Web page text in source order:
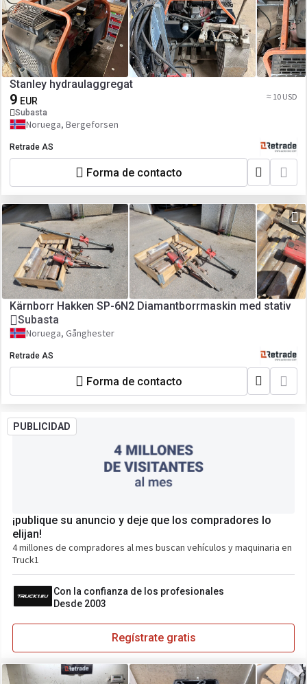
Stanley hydraulaggregat
9 EUR
Subasta
≈ 10 USD
Noruega, Bergeforsen
Retrade AS
Forma de contacto
Kärnborr Hakken SP-6N2 Diamantborrmaskin med stativ
Subasta
Noruega, Gånghester
Retrade AS
Forma de contacto
PUBLICIDAD
¡publique su anuncio y deje que los compradores lo
elijan!
4 millones de compradores al mes buscan vehículos y maquinaria en
Truck1
Con la confianza de los profesionales
Desde 2003
Regístrate gratis